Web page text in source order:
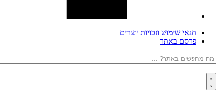
תנאי שימוש וזכויות יוצרים
פרסם באתר